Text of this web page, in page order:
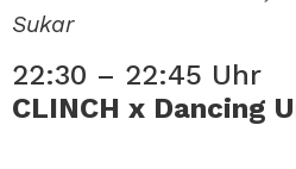
Sukar
22:30 – 22:45 Uhr
CLINCH x Dancing